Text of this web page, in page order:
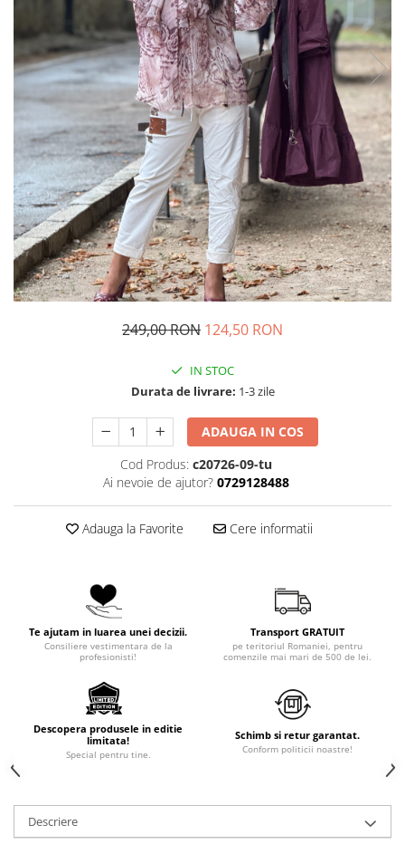
249,00 RON 124,50 RON
IN STOC
Durata de livrare: 1-3 zile
ADAUGA IN COS
Cod Produs: c20726-09-tu
Ai nevoie de ajutor? 0729128488
Adauga la Favorite Cere informatii
Te ajutam in luarea unei decizii.
Consiliere vestimentara de la
profesionisti!
Transport GRATUIT
pe teritoriul Romaniei, pentru
comenzile mai mari de 500 de lei.
Descopera produsele in editie
limitata!
Special pentru tine.
Schimb si retur garantat.
Conform politicii noastre!
Descriere